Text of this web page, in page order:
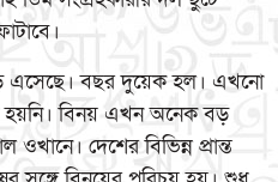
এসেছে। বছর দুয়েক হল। এখনো
হয়নি। বিনয় এখন অনেক বড়
দেশের বিভিন্ন প্রান্ত